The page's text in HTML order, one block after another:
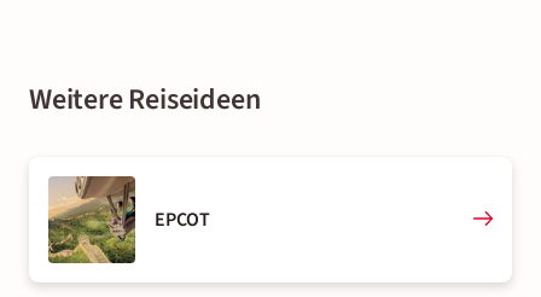
Weitere Reiseideen
EPCOT